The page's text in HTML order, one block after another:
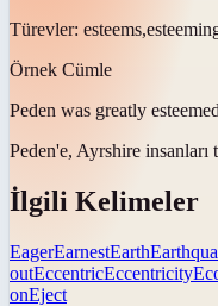
Türevler:
Örnek Cümle
Peden was greatly esteemed
Peden'e, Ayrshire insanları
İlgili Kelimeler
EagerEarnestEarth
outEccentricEccentricity
onEject